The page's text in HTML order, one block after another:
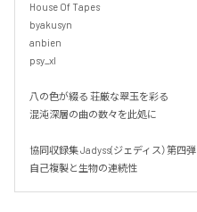
House Of Tapes
byakusyn
anbien
psy_xl
八の色が綴る 荘厳な翠玉を彩る
混沌深層の曲の数々を此処に
協同収録集 Jadyss(ジェディス）第四弾
自己複製と生物の連続性